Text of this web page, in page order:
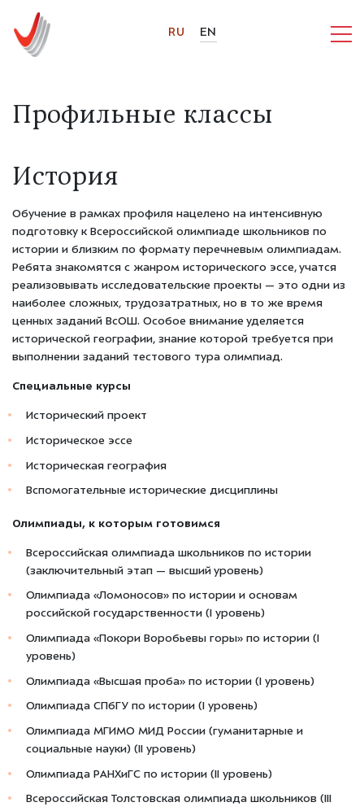
RU EN
Профильные классы
История
Обучение в рамках профиля нацелено на интенсивную
подготовку к Всероссийской олимпиаде школьников по
истории и близким по формату перечневым олимпиадам.
Ребята знакомятся с жанром исторического эссе, учатся
реализовывать исследовательские проекты — это одни из
наиболее сложных, трудозатратных, но в то же время
ценных заданий ВсОШ. Особое внимание уделяется
исторической географии, знание которой требуется при
выполнении заданий тестового тура олимпиад.
Специальные курсы
Исторический проект
Историческое эссе
Историческая география
Вспомогательные исторические дисциплины
Олимпиады, к которым готовимся
Всероссийская олимпиада школьников по истории
(заключительный этап — высший уровень)
Олимпиада «Ломоносов» по истории и основам
российской государственности (I уровень)
Олимпиада «Покори Воробьевы горы» по истории (I
уровень)
Олимпиада «Высшая проба» по истории (I уровень)
Олимпиада СПбГУ по истории (I уровень)
Олимпиада МГИМО МИД России (гуманитарные и
социальные науки) (II уровень)
Олимпиада РАНХиГС по истории (II уровень)
Всероссийская Толстовская олимпиада школьников (III